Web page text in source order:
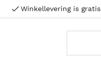
Winkellevering is gratis